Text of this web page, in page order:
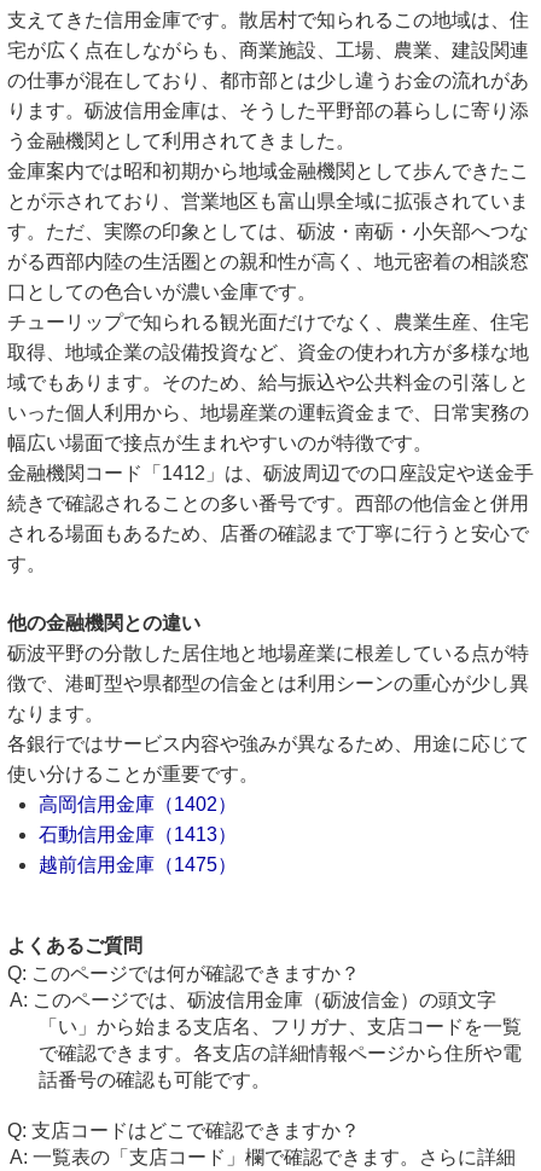
支えてきた信用金庫です。散居村で知られるこの地域は、住
宅が広く点在しながらも、商業施設、工場、農業、建設関連
の仕事が混在しており、都市部とは少し違うお金の流れがあ
ります。砺波信用金庫は、そうした平野部の暮らしに寄り添
う金融機関として利用されてきました。
金庫案内では昭和初期から地域金融機関として歩んできたこ
とが示されており、営業地区も富山県全域に拡張されていま
す。ただ、実際の印象としては、砺波・南砺・小矢部へつな
がる西部内陸の生活圏との親和性が高く、地元密着の相談窓
口としての色合いが濃い金庫です。
チューリップで知られる観光面だけでなく、農業生産、住宅
取得、地域企業の設備投資など、資金の使われ方が多様な地
域でもあります。そのため、給与振込や公共料金の引落しと
いった個人利用から、地場産業の運転資金まで、日常実務の
幅広い場面で接点が生まれやすいのが特徴です。
金融機関コード「1412」は、砺波周辺での口座設定や送金手
続きで確認されることの多い番号です。西部の他信金と併用
される場面もあるため、店番の確認まで丁寧に行うと安心で
す。
他の金融機関との違い
砺波平野の分散した居住地と地場産業に根差している点が特
徴で、港町型や県都型の信金とは利用シーンの重心が少し異
なります。
各銀行ではサービス内容や強みが異なるため、用途に応じて
使い分けることが重要です。
高岡信用金庫（1402）
石動信用金庫（1413）
越前信用金庫（1475）
よくあるご質問
このページでは何が確認できますか？
このページでは、砺波信用金庫（砺波信金）の頭文字
「い」から始まる支店名、フリガナ、支店コードを一覧
で確認できます。各支店の詳細情報ページから住所や電
話番号の確認も可能です。
支店コードはどこで確認できますか？
一覧表の「支店コード」欄で確認できます。さらに詳細